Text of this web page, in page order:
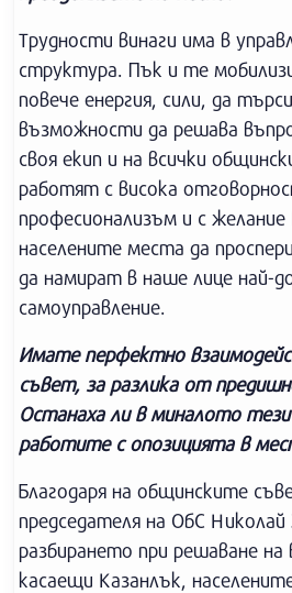
Трудности винаги има в
структура. Пък и те
повече енергия, сили, да
възможности да решава
своя екип и на всички
работят с висока
професионализъм и с желание
населените места да
да намират в наше лице най-
самоуправление.
Имате перфектно
съвет, за разлика от
Останаха ли в миналото тези
работите с опозицията в
Благодаря на общинските
председателя на ОбС
разбирането при решаване
касаещи Казанлък,